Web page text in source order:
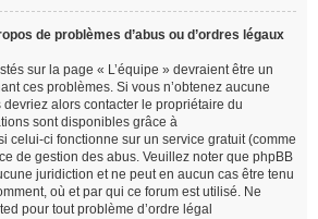
de problèmes d’abus ou d’ordres légaux
sur la page « L’équipe » devraient être un
ces problèmes. Si vous n’obtenez aucune
alors contacter le propriétaire du
sont disponibles grâce à
celui-ci fonctionne sur un service gratuit (comme
de gestion des abus. Veuillez noter que phpBB
juridiction et ne peut en aucun cas être tenu
où et par qui ce forum est utilisé. Ne
pour tout problème d’ordre légal